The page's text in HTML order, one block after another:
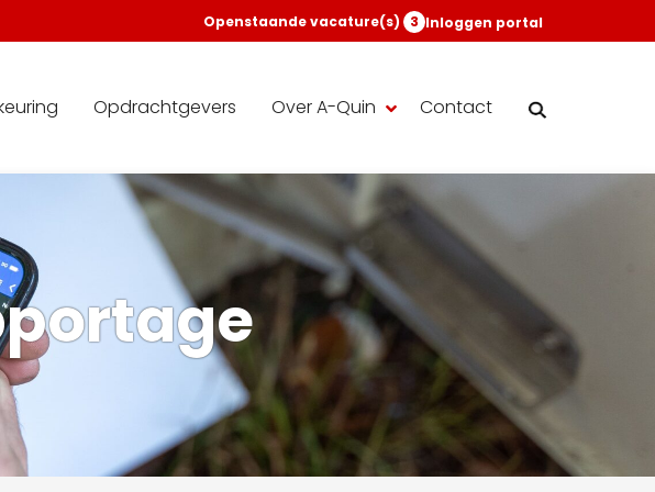
Openstaande vacature(s) 3 Inloggen portal
Opdrachtgevers Over A-Quin Contact